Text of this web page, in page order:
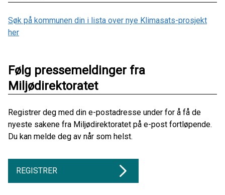
Søk på kommunen din i lista over nye Klimasats-prosjekt
her
Følg pressemeldinger fra
Miljødirektoratet
Registrer deg med din e-postadresse under for å få de
nyeste sakene fra Miljødirektoratet på e-post fortløpende.
Du kan melde deg av når som helst.
REGISTRER